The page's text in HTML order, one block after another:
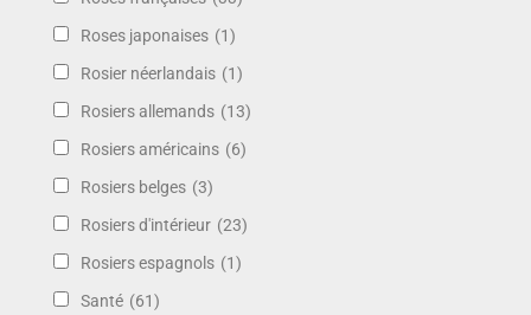
Roses japonaises (1)
Rosier néerlandais (1)
Rosiers allemands (13)
Rosiers américains (6)
Rosiers belges (3)
Rosiers d'intérieur (23)
Rosiers espagnols (1)
Santé (61)